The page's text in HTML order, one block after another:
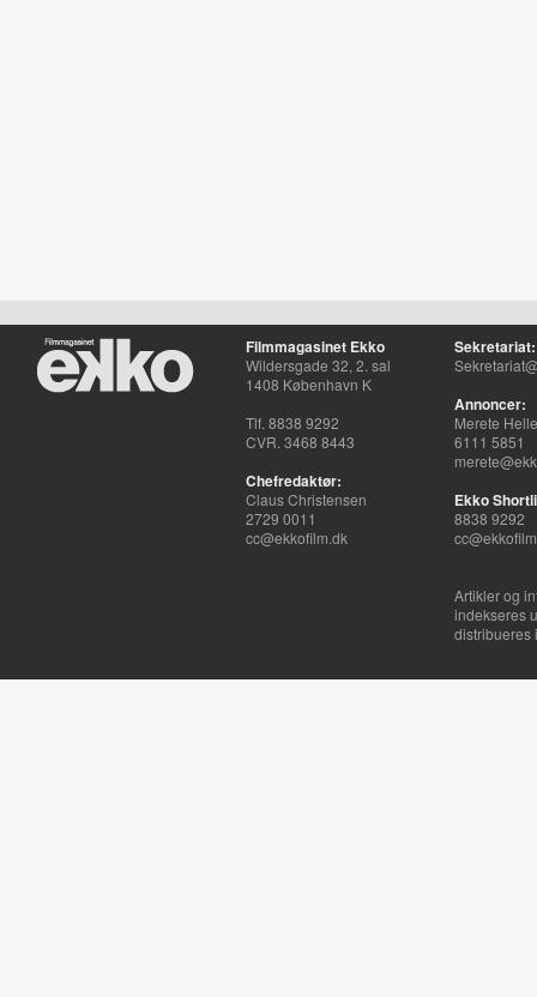
Filmmagasinet Ekko
Wildersgade 32, 2. sal
1408 København K
Tlf. 8838 9292
CVR. 3468 8443
Chefredaktør:
Claus Christensen
2729 0011
cc@ekkofilm.dk
Sekretariat:
Annoncer:
Merete
6111 5851
Ekko
8838 9292
Artikler og
indekseres
distribueres